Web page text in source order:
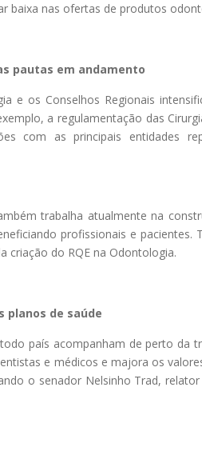
baixa nas ofertas de produtos
pautas em andamento
e os Conselhos Regionais
a regulamentação das
com as principais entidades
trabalha atualmente na
profissionais e
criação do RQE na Odontologia.
planos de saúde
país acompanham de perto
e médicos e majora os
o senador Nelsinho Trad,